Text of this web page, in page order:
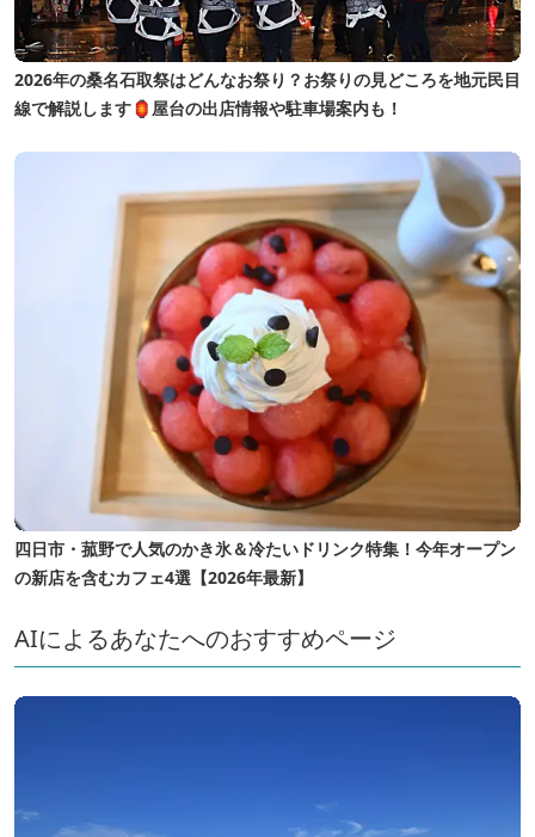
2026年の桑名石取祭はどんなお祭り？お祭りの見どころを地元民目
線で解説します🏮屋台の出店情報や駐車場案内も！
四日市・菰野で人気のかき氷＆冷たいドリンク特集！今年オープン
の新店を含むカフェ4選【2026年最新】
AIによるあなたへのおすすめページ